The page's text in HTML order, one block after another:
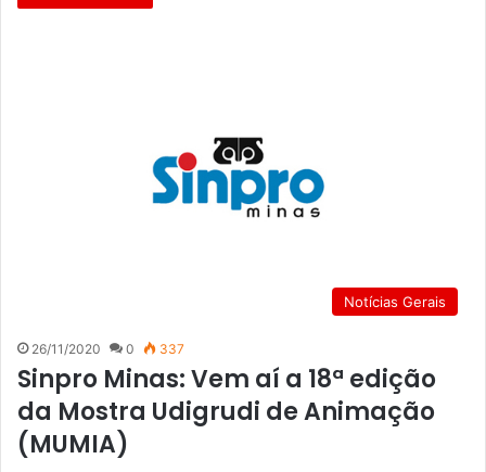
Notícias Gerais
26/11/2020 0 337
Sinpro Minas: Vem aí a 18ª edição
da Mostra Udigrudi de Animação
(MUMIA)